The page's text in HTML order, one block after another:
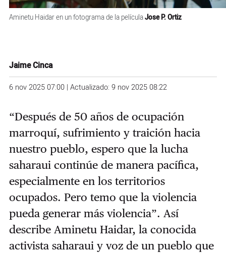
Aminetu Haidar en un fotograma de la películaJose P. Ortiz
Jaime Cinca
6 nov 2025 07:00 | Actualizado: 9 nov 2025 08:22
“Después de 50 años de ocupación
marroquí, sufrimiento y traición hacia
nuestro pueblo, espero que la lucha
saharaui continúe de manera pacífica,
especialmente en los territorios
ocupados. Pero temo que la violencia
pueda generar más violencia”. Así
describe Aminetu Haidar, la conocida
activista saharaui y voz de un pueblo que